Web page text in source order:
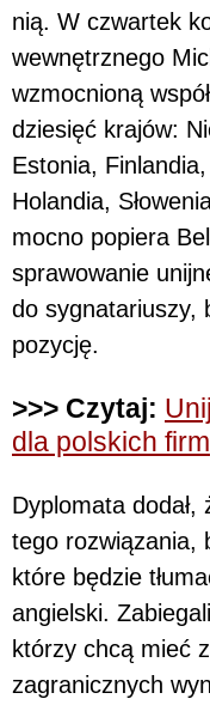
nią. W czwartek
wewnętrznego
wzmocnioną
dziesięć krajów:
Estonia,
Holandia,
mocno popiera
sprawowanie
do sygnatariuszy,
pozycję.
>>> Czytaj:
dla polskich firm
Dyplomata
tego rozwiązania,
które będzie
angielski.
którzy chcą mieć
zagranicznych